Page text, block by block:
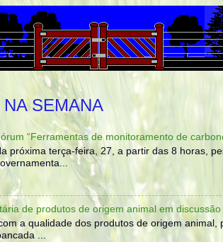
SEMANA
“Ferramentas de monitoramento de
próxima terça-feira, 27, a partir das 8 horas,
de produtos de origem animal em
a qualidade dos produtos de origem
...